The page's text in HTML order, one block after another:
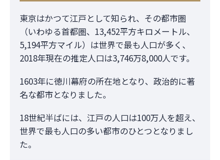
東京はかつて江戸として知られ、その都市圏
（いわゆる首都圏、13,452平方キロメートル、
5,194平方マイル）は世界で最も人口が多く、
2018年現在の推定人口は3,746万8,000人です。
1603年に徳川幕府の所在地となり、政治的に著
名な都市となりました。
18世紀半ばには、江戸の人口は100万人を超え、
世界で最も人口の多い都市のひとつとなりまし
た。